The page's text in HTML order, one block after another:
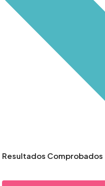
Resultados Comprobados